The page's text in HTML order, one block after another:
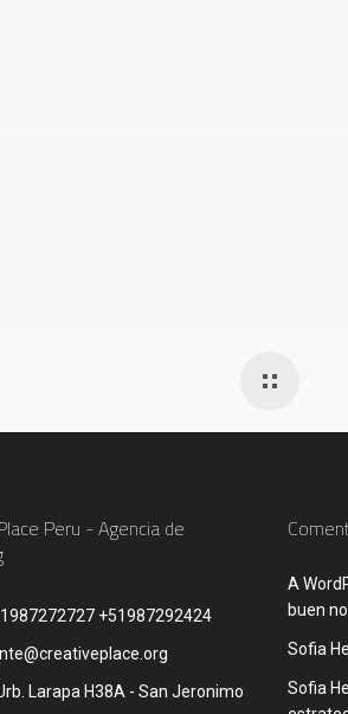
Peru - Agencia de
+51987292424
Larapa H38A - San Jeronimo
A
buen
Sofia
Sofia